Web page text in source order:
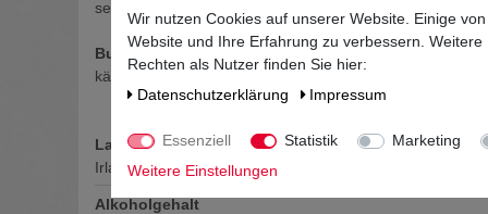
sehr komplex und vollmundig mit einem Hauch von
Bukett
käftig mit ausgeprägte Zitrus- und Kräuternoten
Land
Irland
Alkoholgehalt
Wir nutzen Cookies auf unserer Website. Einige
Website und Ihre Erfahrung zu verbessern.
Rechten als Nutzer finden Sie hier:
Daten­schutz­erklärung
Impressum
Essenziell Statistik Marketing
Weitere Einstellungen